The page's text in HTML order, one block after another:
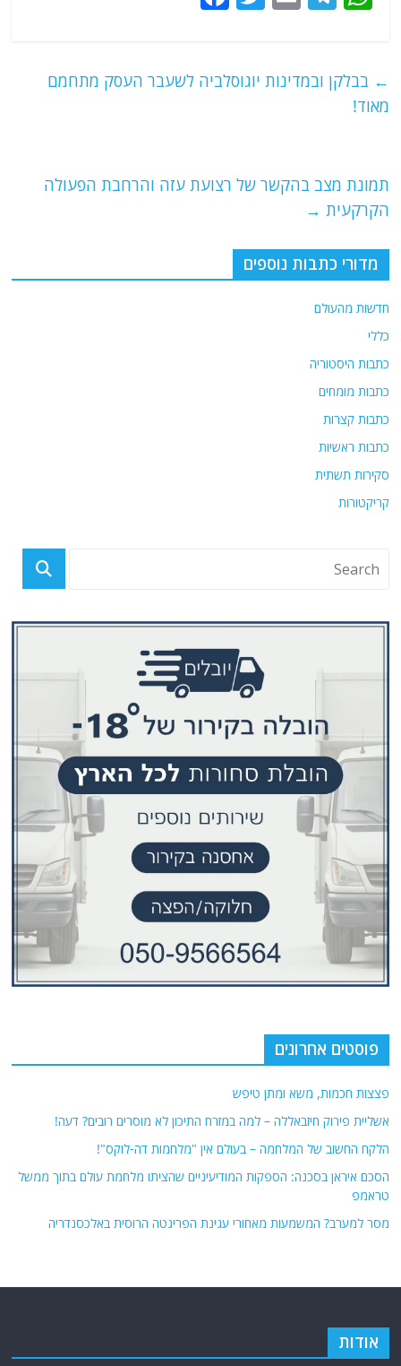
s
g
l
er
e
k
← בבלקן ובמדינות יוגוסלביה לשעבר העסק מתחמם
מאוד!
תמונת מצב בהקשר של רצועת עזה והרחבת הפעולה
הקרקעית →
מדורי כתבות נוספים
חדשות מהעולם
כללי
כתבות היסטוריה
כתבות מומחים
כתבות קצרות
כתבות ראשיות
סקירות תשתית
קריקטורות
פוסטים אחרונים
פצצות חכמות, משא ומתן טיפש
אשליית פירוק חיזבאללה – למה במזרח התיכון לא מוסרים רובים? דעה!
הלקח החשוב של המלחמה – בעולם אין "מלחמות דה-לוקס"!
הסכם איראן בסכנה: הספקות המודיעיניים שהציתו מלחמת עולם בתוך ממשל
טראמפ
מסר למערב? המשמעות מאחורי עגינת הפריגטה הרוסית באלכסנדריה
אודות